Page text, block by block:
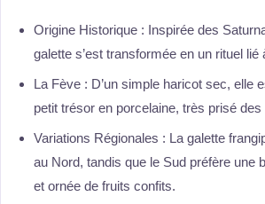
Origine Historique : Inspirée des
galette s’est transformée en un rituel lié
La Fève : D’un simple haricot sec, elle
petit trésor en porcelaine, très prisé
Variations Régionales : La galette
au Nord, tandis que le Sud préfère une
et ornée de fruits confits.